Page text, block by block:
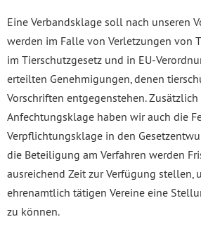
Eine Verbandsklage soll nach unseren
werden im Falle von Verletzungen von
im Tierschutzgesetz und in EU-
erteilten Genehmigungen, denen
Vorschriften entgegenstehen.
Anfechtungsklage haben wir auch die
Verpflichtungsklage in den
die Beteiligung am Verfahren werden
ausreichend Zeit zur Verfügung stellen,
ehrenamtlich tätigen Vereine eine
zu können.